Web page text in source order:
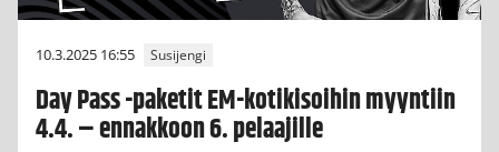
10.3.2025 16:55 Susijengi
Day Pass -paketit EM-kotikisoihin myyntiin
4.4. – ennakkoon 6. pelaajille